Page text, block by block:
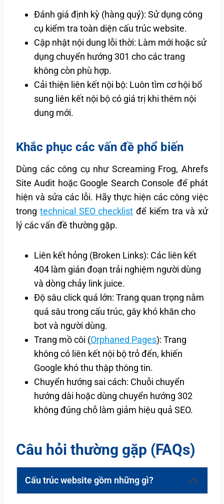
Đánh giá định kỳ (hàng quý): Sử dụng công
cụ kiểm tra toàn diện cấu trúc website.
Cập nhật nội dung lỗi thời: Làm mới hoặc sử
dụng chuyển hướng 301 cho các trang
không còn phù hợp.
Cải thiện liên kết nội bộ: Luôn tìm cơ hội bổ
sung liên kết nội bộ có giá trị khi thêm nội
dung mới.
Khắc phục các vấn đề phổ biến
Dùng các công cụ như Screaming Frog, Ahrefs
Site Audit hoặc Google Search Console để phát
hiện và sửa các lỗi. Hãy thực hiện các công việc
trong technical SEO checklist để kiểm tra và xử
lý các vấn đề thường gặp.
Liên kết hỏng (Broken Links): Các liên kết
404 làm gián đoạn trải nghiệm người dùng
và dòng chảy link juice.
Độ sâu click quá lớn: Trang quan trọng nằm
quá sâu trong cấu trúc, gây khó khăn cho
bot và người dùng.
Trang mồ côi (Orphaned Pages): Trang
không có liên kết nội bộ trỏ đến, khiến
Google khó thu thập thông tin.
Chuyển hướng sai cách: Chuỗi chuyển
hướng dài hoặc dùng chuyển hướng 302
không đúng chỗ làm giảm hiệu quả SEO.
Câu hỏi thường gặp (FAQs)
Cấu trúc website gồm những gì?